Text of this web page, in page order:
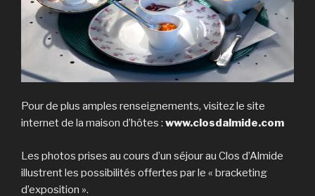
Pour de plus amples renseignements, visitez le site
internet de la maison d’hôtes : www.closdalmide.com
Les photos prises au cours d’un séjour au Clos d’Almide
illustrent les possibilités offertes par le « bracketing
d’exposition ».